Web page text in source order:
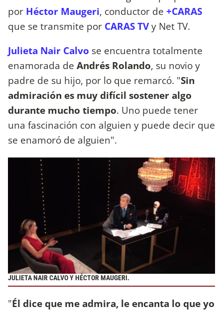
por Héctor Maugeri, conductor de +CARAS
que se transmite por CARAS TVy Net TV.
Julieta Nair Calvo se encuentra totalmente
enamorada de Andrés Rolando, su novio y
padre de su hijo, por lo que remarcó. "Sin
admiración es muy difícil sostener algo
durante mucho tiempo. Uno puede tener
una fascinación con alguien y puede decir que
se enamoró de alguien".
JULIETA NAIR CALVO Y HÉCTOR MAUGERI.
"Él dice que me admira, le encanta lo que yo